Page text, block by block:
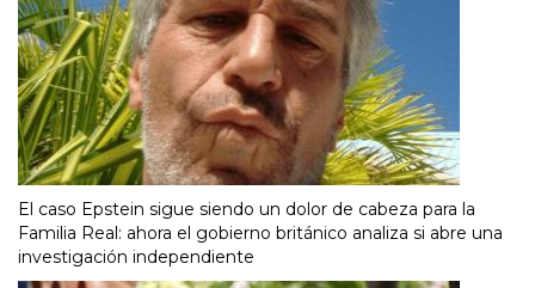
El caso Epstein sigue siendo un dolor de cabeza para la
Familia Real: ahora el gobierno británico analiza si abre una
investigación independiente